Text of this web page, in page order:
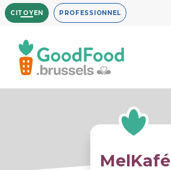
Aller
au
contenu
principal
CITOYEN PROFESSIONNEL
MelKafé